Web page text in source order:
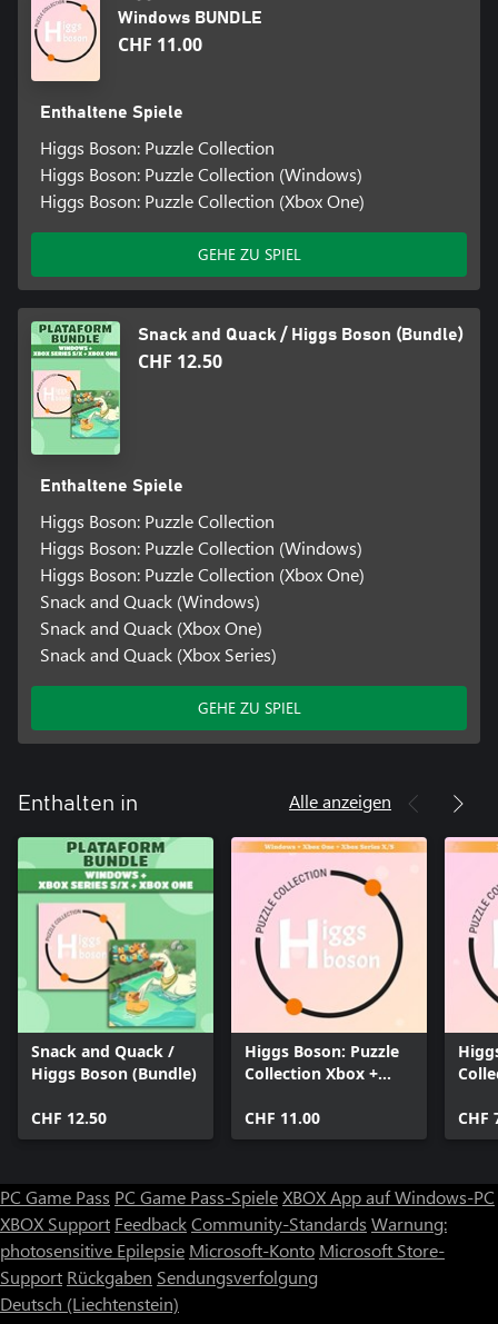
Windows BUNDLE
CHF 11.00
Enthaltene Spiele
Higgs Boson: Puzzle Collection
Higgs Boson: Puzzle Collection (Windows)
Higgs Boson: Puzzle Collection (Xbox One)
GEHE ZU SPIEL
Snack and Quack / Higgs Boson (Bundle)
CHF 12.50
Enthaltene Spiele
Higgs Boson: Puzzle Collection
Higgs Boson: Puzzle Collection (Windows)
Higgs Boson: Puzzle Collection (Xbox One)
Snack and Quack (Windows)
Snack and Quack (Xbox One)
Snack and Quack (Xbox Series)
GEHE ZU SPIEL
Enthalten in Alle anzeigen
Snack and Quack /
Higgs Boson (Bundle)
CHF 12.50
Higgs Boson: Puzzle
Collection Xbox +
CHF 11.00
CHF
PC Game Pass PC Game Pass-SpieleXBOX App auf Windows-PC
XBOX Support FeedbackCommunity-Standards Warnung:
photosensitive Epilepsie Microsoft-Konto Microsoft Store-
Support Rückgaben Sendungsverfolgung
Deutsch (Liechtenstein)